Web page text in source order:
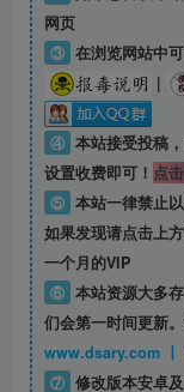
网页
③ 在浏览网站中
|
④ 本站接受投稿
设置收费即可！ 点
⑤ 本站一律禁止
如果发现请点击上
一个月的VIP
⑥ 本站资源大多
们会第一时间更新
⑦ 修改版本安卓